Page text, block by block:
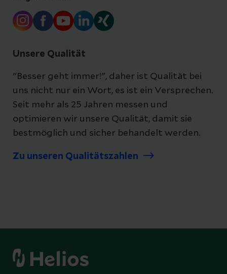
Unsere Qualität
"Besser geht immer!", daher ist Qualität bei
uns nicht nur ein Wort, es ist ein Versprechen.
Seit mehr als 25 Jahren messen und
optimieren wir unsere Qualität, damit sie
bestmöglich und sicher behandelt werden.
Zu unseren Qualitätszahlen